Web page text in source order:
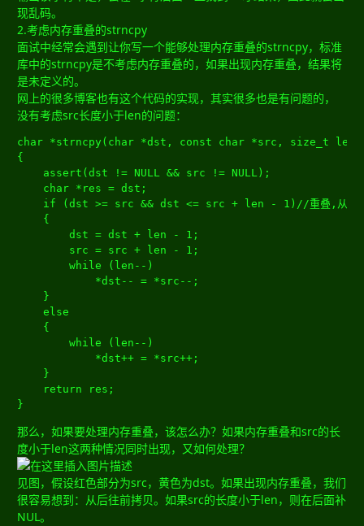
现乱码。
2.考虑内存重叠的strncpy
面试中经常会遇到让你写一个能够处理内存重叠的strncpy，标准
库中的strncpy是不考虑内存重叠的，如果出现内存重叠，结果将
是未定义的。
网上的很多博客也有这个代码的实现，其实很多也是有问题的，
没有考虑src长度小于len的问题：
char *strncpy( char *dst , const char *src , size_t len
{
	assert
(dst != NULL && src != NULL );
char * res = dst ;
if
(dst >= src && dst <= src + len - 1 ) //重叠,从后
{
		dst
= dst + len - 1 ;
		src
= src + len - 1 ;
while
( len --)
*dst -- = *src --;
}
else
{
while
( len --)
*dst++ = *src++;
}
return res ;
}
那么，如果要处理内存重叠，该怎么办？如果内存重叠和src的长
度小于len这两种情况同时出现，又如何处理？
见图，假设红色部分为src，黄色为dst。如果出现内存重叠，我们
很容易想到：从后往前拷贝。如果src的长度小于len，则在后面补
NUL。